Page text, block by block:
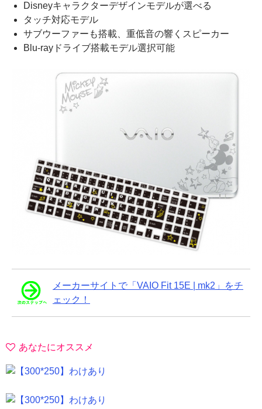
Disneyキャラクターデザインモデルが選べる
タッチ対応モデル
サブウーファーも搭載、重低音の響くスピーカー
Blu-rayドライブ搭載モデル選択可能
メーカーサイトで「VAIO Fit 15E | mk2」をチ
ェック！
あなたにオススメ